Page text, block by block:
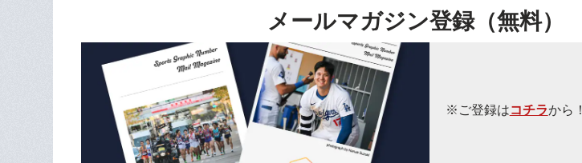
メールマガジン登録（無料）
※ご登録はコチラから！